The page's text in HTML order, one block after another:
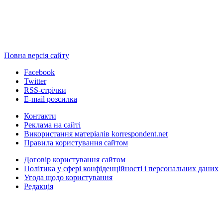
Повна версія сайту
Facebook
Twitter
RSS-стрічки
E-mail розсилка
Контакти
Реклама на сайті
Використання матеріалів korrespondent.net
Правила користування сайтом
Договір користування сайтом
Політика у сфері конфіденційності і персональних даних
Угода щодо користування
Редакція